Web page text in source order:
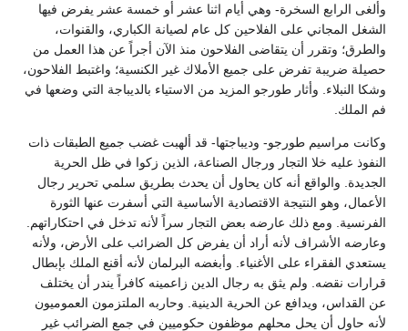
وألغى الرابع السخرة- وهي أيام اثنا عشر أو خمسة عشر يفرض فيها
الشغل المجاني على الفلاحين كل عام لصيانة الكباري، والقنوات،
والطرق؛ وتقرر أن يتقاضى الفلاحون منذ الآن أجراً عن هذا العمل من
حصيلة ضريبة تفرض على جميع الأملاك غير الكنسية؛ واغتبط الفلاحون،
وشكا النبلاء. وأثار طورجو المزيد من الاستياء بالديباجة التي وضعها في
فم الملك.
وكانت مراسيم طورجو- وديباجتها- قد ألهبت غضب جميع الطبقات ذات
النفوذ عليه خلا التجار ورجال الصناعة، الذين زكوا في ظل الحرية
الجديدة. والواقع أنه كان يحاول أن يحدث بطريق سلمي تحرير رجال
الأعمال، وهو النتيجة الاقتصادية الأساسية التي أسفرت عنها الثورة
الفرنسية. ومع ذلك عارضه بعض التجار سراً لأنه تدخل في احتكاراتهم.
وعارضه الأشراف لأنه أراد أن يفرض كل الضرائب على الأرض، ولأنه
يستعدي الفقراء على الأغنياء. وأبغضه البرلمان لأنه أقنع الملك بإبطال
قرارات نقضه. ولم يثق به رجال الدين زاعمينه كافراً يندر أن يختلف
عن القداس، ويدافع عن الحرية الدينية. وحاربه الملتزمون العموميون
لأنه حاول أن يحل محلهم موظفون حكوميين في جمع الضرائب غير